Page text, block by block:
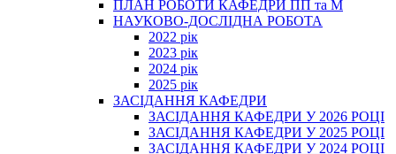
ПЛАН РОБОТИ КАФЕДРИ ПП та М
НАУКОВО-ДОСЛІДНА РОБОТА
2022 рік
2023 рік
2024 рік
2025 рік
ЗАСІДАННЯ КАФЕДРИ
ЗАСІДАННЯ КАФЕДРИ У 2026 РОЦІ
ЗАСІДАННЯ КАФЕДРИ У 2025 РОЦІ
ЗАСІДАННЯ КАФЕДРИ У 2024 РОЦІ